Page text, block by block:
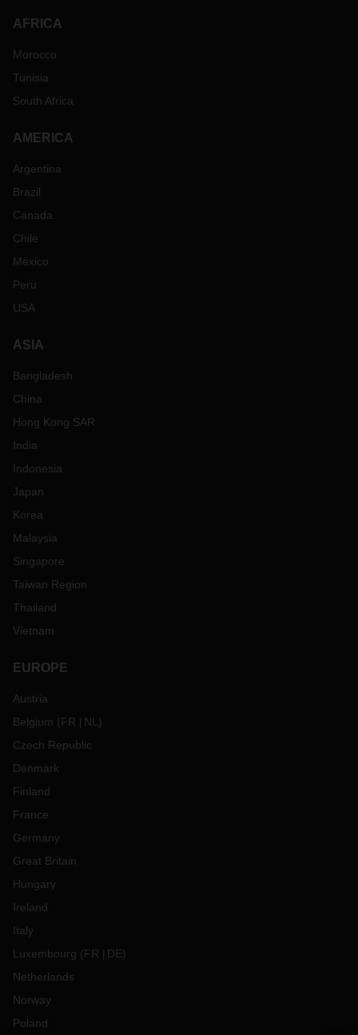
AFRICA
Morocco
Tunisia
South Africa
AMERICA
Argentina
Brazil
Canada
Chile
Mexico
Peru
USA
ASIA
Bangladesh
China
Hong Kong SAR
India
Indonesia
Japan
Korea
Malaysia
Singapore
Taiwan Region
Thailand
Vietnam
EUROPE
Austria
Belgium (FR NL )
Czech Republic
Denmark
Finland
France
Germany
Great Britain
Hungary
Ireland
Italy
Luxembourg (FR DE)
Netherlands
Norway
Poland